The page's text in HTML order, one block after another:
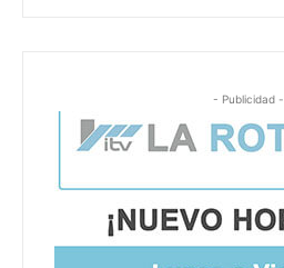
- Publicidad -